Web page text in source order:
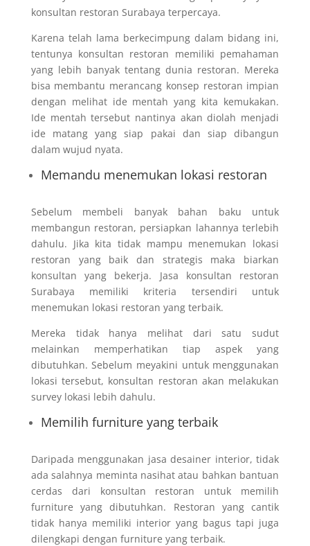
konsultan restoran Surabaya terpercaya.
Karena telah lama berkecimpung dalam bidang ini,
tentunya konsultan restoran memiliki pemahaman
yang lebih banyak tentang dunia restoran. Mereka
bisa membantu merancang konsep restoran impian
dengan melihat ide mentah yang kita kemukakan.
Ide mentah tersebut nantinya akan diolah menjadi
ide matang yang siap pakai dan siap dibangun
dalam wujud nyata.
Memandu menemukan lokasi restoran
Sebelum membeli banyak bahan baku untuk
membangun restoran, persiapkan lahannya terlebih
dahulu. Jika kita tidak mampu menemukan lokasi
restoran yang baik dan strategis maka biarkan
konsultan yang bekerja. Jasa konsultan restoran
Surabaya memiliki kriteria tersendiri untuk
menemukan lokasi restoran yang terbaik.
Mereka tidak hanya melihat dari satu sudut
melainkan memperhatikan tiap aspek yang
dibutuhkan. Sebelum meyakini untuk menggunakan
lokasi tersebut, konsultan restoran akan melakukan
survey lokasi lebih dahulu.
Memilih furniture yang terbaik
Daripada menggunakan jasa desainer interior, tidak
ada salahnya meminta nasihat atau bahkan bantuan
cerdas dari konsultan restoran untuk memilih
furniture yang dibutuhkan. Restoran yang cantik
tidak hanya memiliki interior yang bagus tapi juga
dilengkapi dengan furniture yang terbaik.